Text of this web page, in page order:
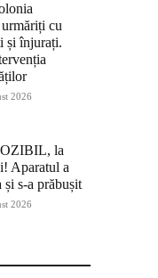
cu
și înjurați.
2026
la
Aparatul a
s-a prăbușit
2026